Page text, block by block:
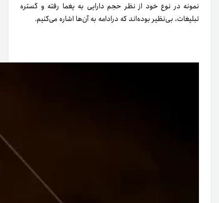
نمونه در نوع خود از نظر حجم دارایی به یغما رفته و گستره
تبلیغات، بی‌نظیر بوده‌اند که درادامه به آن‌ها اشاره می‌کنیم.